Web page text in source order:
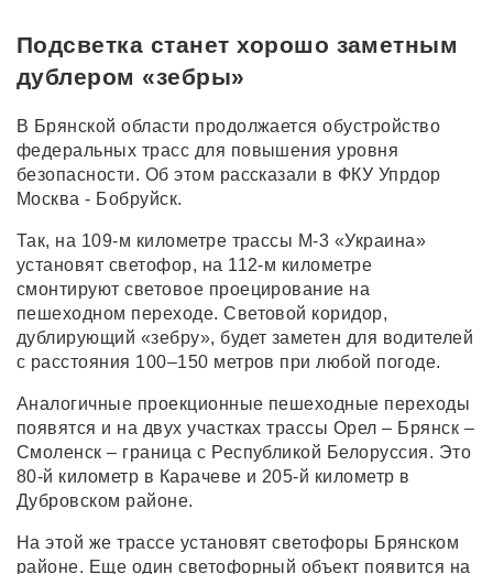
Подсветка станет хорошо заметным
дублером «зебры»
В Брянской области продолжается обустройство
федеральных трасс для повышения уровня
безопасности. Об этом рассказали в ФКУ Упрдор
Москва - Бобруйск.
Так, на 109-м километре трассы М-3 «Украина»
установят светофор, на 112-м километре
смонтируют световое проецирование на
пешеходном переходе. Световой коридор,
дублирующий «зебру», будет заметен для водителей
с расстояния 100–150 метров при любой погоде.
Аналогичные проекционные пешеходные переходы
появятся и на двух участках трассы Орел – Брянск –
Смоленск – граница с Республикой Белоруссия. Это
80-й километр в Карачеве и 205-й километр в
Дубровском районе.
На этой же трассе установят светофоры Брянском
районе. Еще один светофорный объект появится на